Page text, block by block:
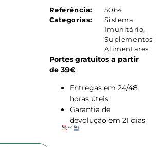
Referência:
5064
Categorias:
Sistema
Imunitário,
Suplementos
Alimentares
Portes gratuitos a partir
de 39€
Entregas em 24/48
horas úteis
Garantia de
devolução em 21 dias